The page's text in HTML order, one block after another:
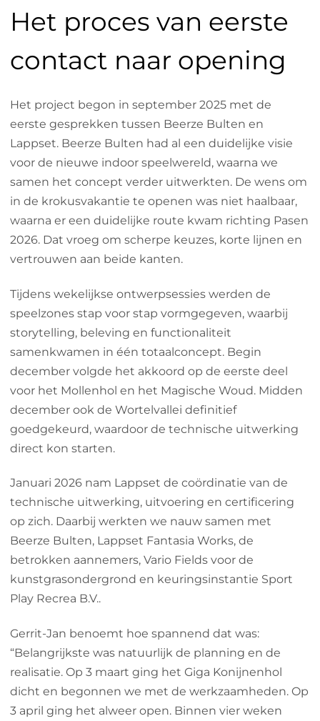
Het proces van eerste
contact naar opening
Het project begon in september 2025 met de
eerste gesprekken tussen Beerze Bulten en
Lappset. Beerze Bulten had al een duidelijke visie
voor de nieuwe indoor speelwereld, waarna we
samen het concept verder uitwerkten. De wens om
in de krokusvakantie te openen was niet haalbaar,
waarna er een duidelijke route kwam richting Pasen
2026. Dat vroeg om scherpe keuzes, korte lijnen en
vertrouwen aan beide kanten.
Tijdens wekelijkse ontwerpsessies werden de
speelzones stap voor stap vormgegeven, waarbij
storytelling, beleving en functionaliteit
samenkwamen in één totaalconcept. Begin
december volgde het akkoord op de eerste deel
voor het Mollenhol en het Magische Woud. Midden
december ook de Wortelvallei definitief
goedgekeurd, waardoor de technische uitwerking
direct kon starten.
Januari 2026 nam Lappset de coördinatie van de
technische uitwerking, uitvoering en certificering
op zich. Daarbij werkten we nauw samen met
Beerze Bulten, Lappset Fantasia Works, de
betrokken aannemers, Vario Fields voor de
kunstgrasondergrond en keuringsinstantie Sport
Play Recrea B.V..
Gerrit-Jan benoemt hoe spannend dat was:
“Belangrijkste was natuurlijk de planning en de
realisatie. Op 3 maart ging het Giga Konijnenhol
dicht en begonnen we met de werkzaamheden. Op
3 april ging het alweer open. Binnen vier weken